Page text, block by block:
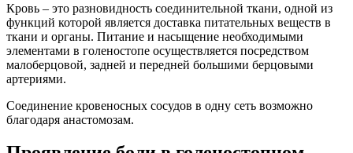
Кровь – это разновидность соединительной ткани, одной из
функций которой является доставка питательных веществ в
ткани и органы. Питание и насыщение необходимыми
элементами в голеностопе осуществляется посредством
малоберцовой, задней и передней большими берцовыми
артериями.
Соединение кровеносных сосудов в одну сеть возможно
благодаря анастомозам.